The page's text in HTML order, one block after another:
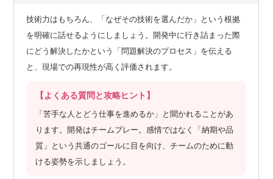
技術力はもちろん、「なぜその技術を選んだか」という根拠
を明確に話せるようにしましょう。開発中に行き詰まった際
にどう解決したかという「問題解決のプロセス」を伝える
と、現場での再現性が高く評価されます。
【よくある質問と攻略ヒント】
「苦手な人とどう仕事を進めるか」と聞かれることがあ
ります。開発はチームプレー。感情ではなく「納期や品
質」という共通のゴールに目を向け、チームのために動
ける姿勢を示しましょう。